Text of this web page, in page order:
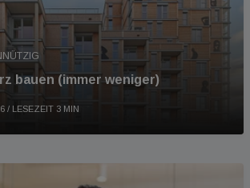
bauen (immer weniger)
/ LESEZEIT 3 MIN